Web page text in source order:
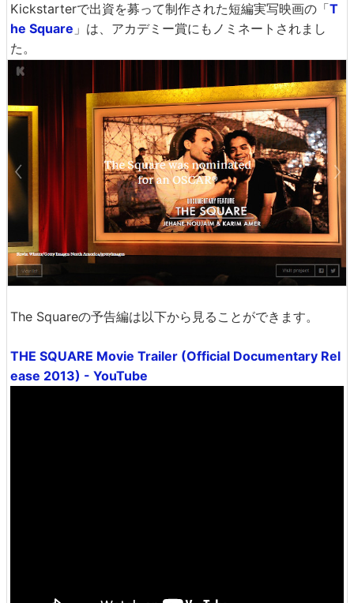
Kickstarterで出資を募って制作された短編実写映画の「T
he Square 」は、アカデミー賞にもノミネートされまし
た。
The Squareの予告編は以下から見ることができます。
THE SQUARE Movie Trailer (Official Documentary Rel
ease 2013) - YouTube